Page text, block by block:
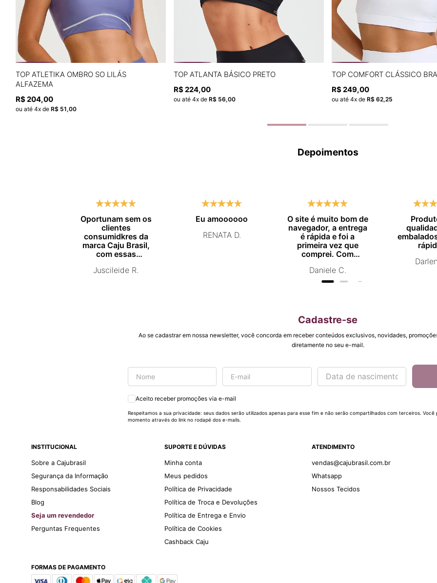
TOP ATLETIKA OMBRO SO LILÁS
ALFAZEMA
R$ 204,00
ou até4x deR$ 51,00
TOP ATLANTA BÁSICO PRETO
R$ 224,00
ou até4x deR$ 56,00
TOP COMFORT CLÁSSICO
R$ 249,00
ou até 4x de R$ 62,25
Depoimentos
Oportunam sem os
clientes
consumidkres da
marca Caju Brasil,
com essas
promocionais de
Juscileide R.
Eu amoooooo
RENATA D.
O site é muito bom de
navegador, a entrega
é rápida e foi a
primeira vez que
comprei. Com
novamente.
Daniele C.
Cadastre-se
Ao se cadastrar em nossa newsletter, você concorda em receber conteúdos exclusivos, novidades,
diretamente no seu e-mail.
Aceito receber promoções via e-mail
Respeitamos a sua privacidade: seus dados serão utilizados apenas para esse fim e não serão compartilhados com terceiros.
momento através do link no rodapé dos e-mails.
INSTITUCIONAL
Sobre a Cajubrasil
Segurança da Informação
Responsabilidades Sociais
Blog
Seja um revendedor
Perguntas Frequentes
SUPORTE E DÚVIDAS
Minha conta
Meus pedidos
Política de Privacidade
Política de Troca e Devoluções
Política de Entrega e Envio
Política de Cookies
Cashback Caju
ATENDIMENTO
vendas@cajubrasil.com.br
Whatsapp
Nossos Tecidos
FORMAS DE PAGAMENTO